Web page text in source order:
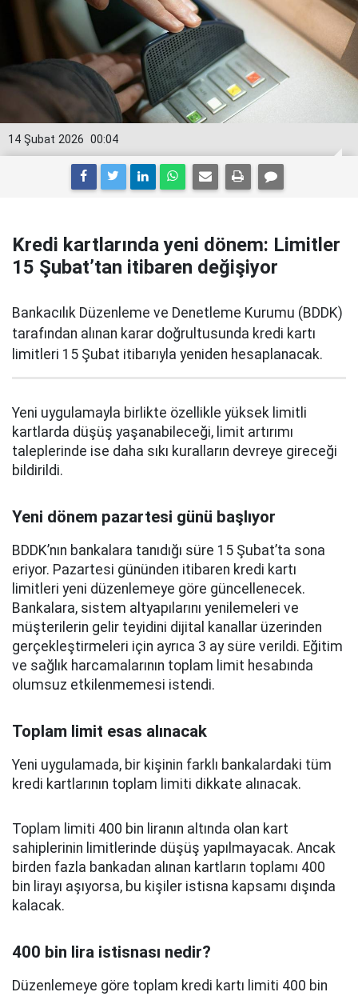
00:04
14 Şubat 2026
Kredi kartlarında yeni dönem: Limitler
15 Şubat’tan itibaren değişiyor
Bankacılık Düzenleme ve Denetleme Kurumu (BDDK)
tarafından alınan karar doğrultusunda kredi kartı
limitleri 15 Şubat itibarıyla yeniden hesaplanacak.
Yeni uygulamayla birlikte özellikle yüksek limitli
kartlarda düşüş yaşanabileceği, limit artırımı
taleplerinde ise daha sıkı kuralların devreye gireceği
bildirildi.
Yeni dönem pazartesi günü başlıyor
BDDK’nın bankalara tanıdığı süre 15 Şubat’ta sona
eriyor. Pazartesi gününden itibaren kredi kartı
limitleri yeni düzenlemeye göre güncellenecek.
Bankalara, sistem altyapılarını yenilemeleri ve
müşterilerin gelir teyidini dijital kanallar üzerinden
gerçekleştirmeleri için ayrıca 3 ay süre verildi. Eğitim
ve sağlık harcamalarının toplam limit hesabında
olumsuz etkilenmemesi istendi.
Toplam limit esas alınacak
Yeni uygulamada, bir kişinin farklı bankalardaki tüm
kredi kartlarının toplam limiti dikkate alınacak.
Toplam limiti 400 bin liranın altında olan kart
sahiplerinin limitlerinde düşüş yapılmayacak. Ancak
birden fazla bankadan alınan kartların toplamı 400
bin lirayı aşıyorsa, bu kişiler istisna kapsamı dışında
kalacak.
400 bin lira istisnası nedir?
Düzenlemeye göre toplam kredi kartı limiti 400 bin